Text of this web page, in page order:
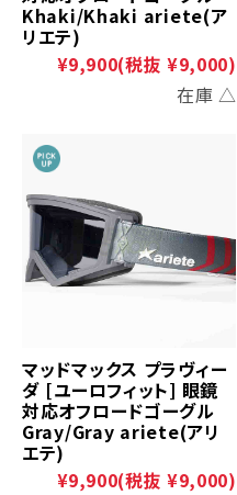
Khaki/Khaki ariete(ア
リエテ)
¥9,900(税抜 ¥9,000)
在庫 △
マッドマックス プラヴィー
ダ [ユーロフィット] 眼鏡
対応オフロードゴーグル
Gray/Gray ariete(アリ
エテ)
¥9,900(税抜 ¥9,000)